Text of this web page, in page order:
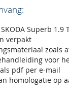
Superb 1.9
verpakt
zoals
voor
als pdf per e-mail
homologatie op